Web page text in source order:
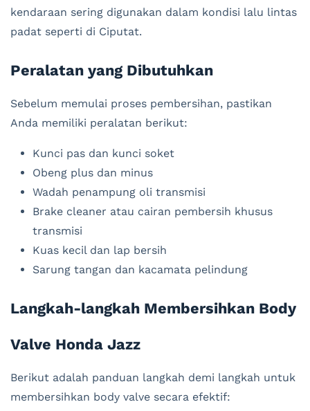
kendaraan sering digunakan dalam kondisi lalu lintas
padat seperti di Ciputat.
Peralatan yang Dibutuhkan
Sebelum memulai proses pembersihan, pastikan
Anda memiliki peralatan berikut:
Kunci pas dan kunci soket
Obeng plus dan minus
Wadah penampung oli transmisi
Brake cleaner atau cairan pembersih khusus
transmisi
Kuas kecil dan lap bersih
Sarung tangan dan kacamata pelindung
Langkah-langkah Membersihkan Body
Valve Honda Jazz
Berikut adalah panduan langkah demi langkah untuk
membersihkan body valve secara efektif: